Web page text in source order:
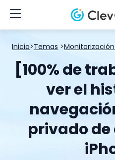
Inicio>Temas >
[100% de
ver el
privado